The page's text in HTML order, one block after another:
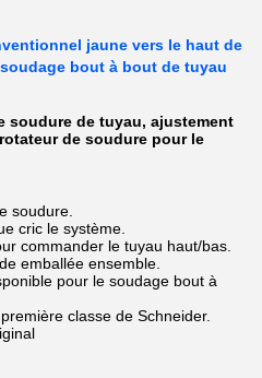
jaune vers le haut de
bout à bout de tuyau
soudure de tuyau, ajustement
de soudure pour le
soudure.
cric le système.
commander le tuyau haut/bas.
emballée ensemble.
pour le soudage bout à
classe de Schneider.